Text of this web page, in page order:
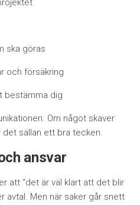
ska göras
och försäkring
bestämma dig
Om något skaver
det sällan ett bra tecken.
ansvar
att “det är väl klart att det blir
avtal. Men när saker går snett